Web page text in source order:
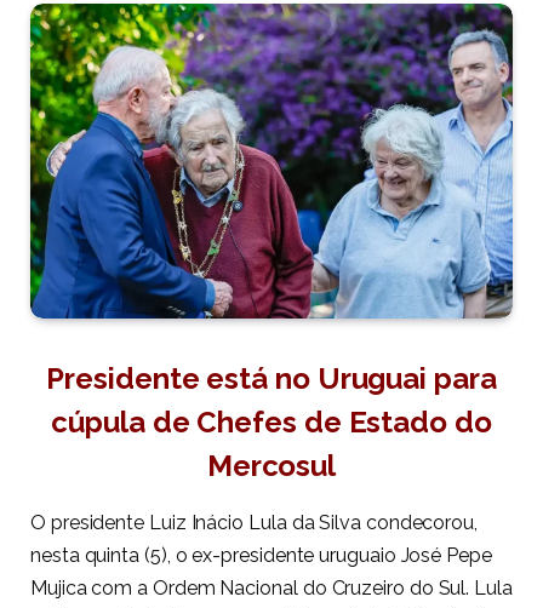
Presidente está no Uruguai para
cúpula de Chefes de Estado do
Mercosul
O presidente Luiz Inácio Lula da Silva condecorou,
nesta quinta (5), o ex-presidente uruguaio José Pepe
Mujica com a Ordem Nacional do Cruzeiro do Sul. Lula